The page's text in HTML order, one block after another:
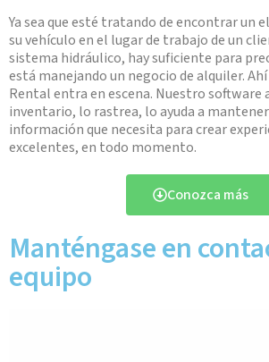
Ya sea que esté tratando de encontrar un
su vehículo en el lugar de trabajo de un
sistema hidráulico, hay suficiente para
está manejando un negocio de alquiler.
Rental entra en escena. Nuestro software
inventario, lo rastrea, lo ayuda a
información que necesita para crear
excelentes, en todo momento.
Conozca más
Manténgase en
equipo